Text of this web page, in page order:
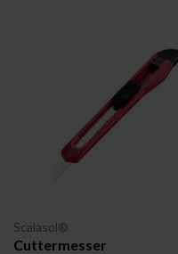
Scalasol®
Cuttermesser